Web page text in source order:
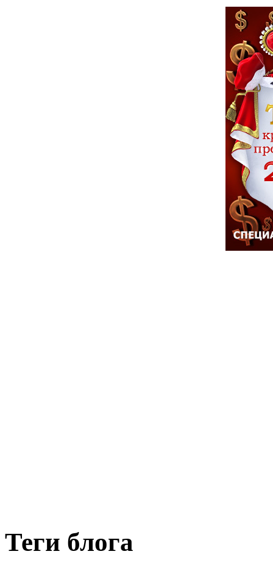
Теги блога